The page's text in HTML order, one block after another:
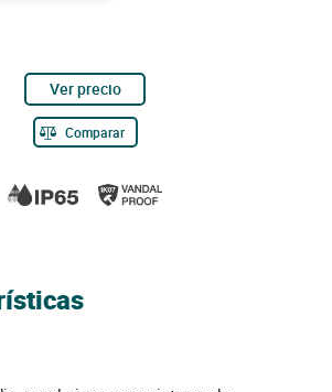
Ver precio
Comparar